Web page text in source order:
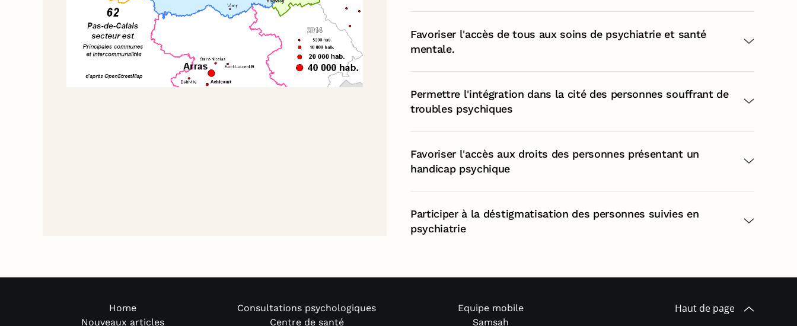
Favoriser l'accès de tous aux soins de psychiatrie et santé
mentale.
Permettre l'intégration dans la cité des personnes souffrant de
troubles psychiques
Favoriser l'accès aux droits des personnes présentant un
handicap psychique
Participer à la déstigmatisation des personnes suivies en
psychiatrie
Home
Nouveaux articles
Consultations psychologiques
Centre de santé
Equipe mobile
Samsah
Haut de page